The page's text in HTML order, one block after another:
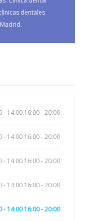
dentales
- 14:00 16:00 - 20:00
- 14:00 16:00 - 20:00
- 14:00 16:00 - 20:00
- 14:00 16:00 - 20:00
- 14:00 16:00 - 20:00